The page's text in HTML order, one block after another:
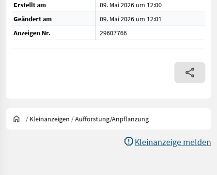
Erstellt am
09. Mai 2026 um 12:00
Geändert am
09. Mai 2026 um 12:01
Anzeigen Nr.
29607766
/ Kleinanzeigen /Aufforstung/Anpflanzung
Kleinanzeige melden